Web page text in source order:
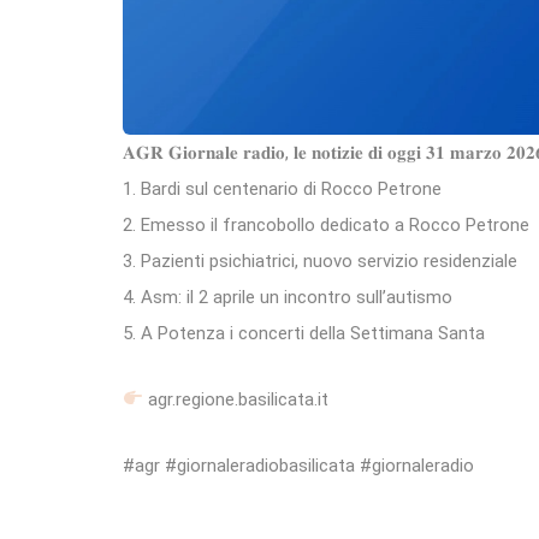
𝐀𝐆𝐑 𝐆𝐢𝐨𝐫𝐧𝐚𝐥𝐞 𝐫𝐚𝐝𝐢𝐨, 𝐥𝐞 𝐧𝐨𝐭𝐢𝐳𝐢𝐞 𝐝𝐢 𝐨𝐠𝐠𝐢 𝟑𝟏 𝐦𝐚𝐫𝐳𝐨
1. Bardi sul centenario di Rocco Petrone
2. Emesso il francobollo dedicato a Rocco Petrone
3. Pazienti psichiatrici, nuovo servizio residenziale
4. Asm: il 2 aprile un incontro sull’autismo
5. A Potenza i concerti della Settimana Santa
agr.regione.basilicata.it
#agr #giornaleradiobasilicata #giornaleradio